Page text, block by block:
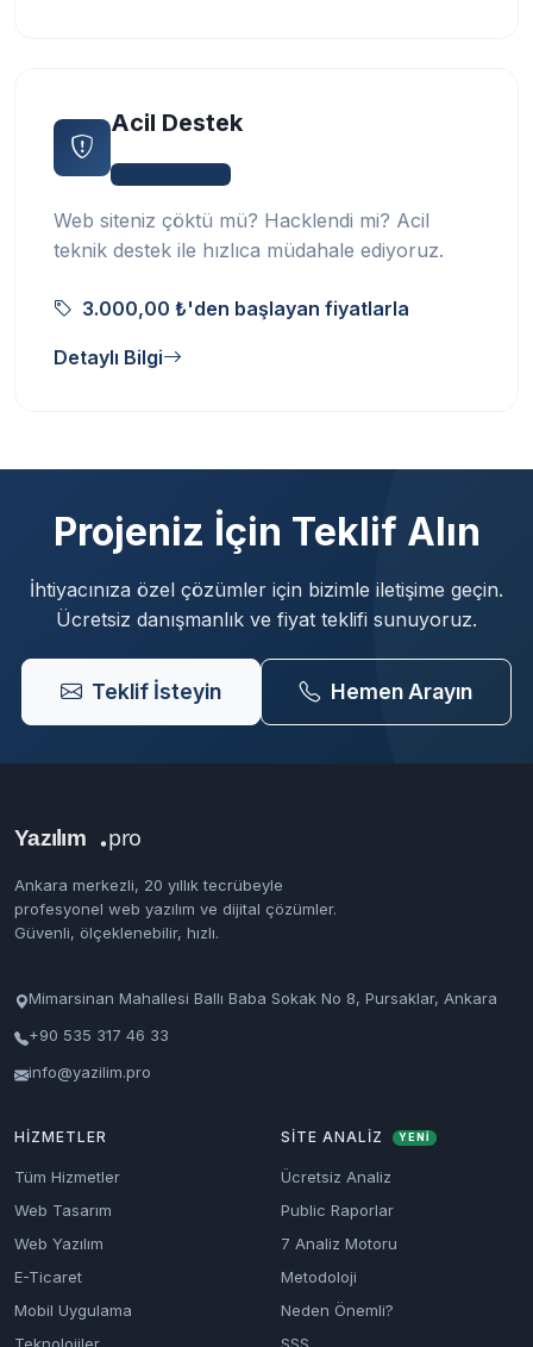
Acil Destek
Web siteniz çöktü mü? Hacklendi mi? Acil
teknik destek ile hızlıca müdahale ediyoruz.
3.000,00 ₺'den başlayan fiyatlarla
Detaylı Bilgi
Projeniz İçin Teklif Alın
İhtiyacınıza özel çözümler için bizimle iletişime geçin.
Ücretsiz danışmanlık ve fiyat teklifi sunuyoruz.
Teklif İsteyin Hemen Arayın
Ankara merkezli, 20 yıllık tecrübeyle
profesyonel web yazılım ve dijital çözümler.
Güvenli, ölçeklenebilir, hızlı.
Mimarsinan Mahallesi Ballı Baba Sokak No 8, Pursaklar, Ankara
+90 535 317 46 33
info@yazilim.pro
HIZMETLER
Tüm Hizmetler
Web Tasarım
Web Yazılım
E-Ticaret
Mobil Uygulama
Teknolojiler
SITE ANALIZ YENİ
Ücretsiz Analiz
Public Raporlar
7 Analiz Motoru
Metodoloji
Neden Önemli?
SSS